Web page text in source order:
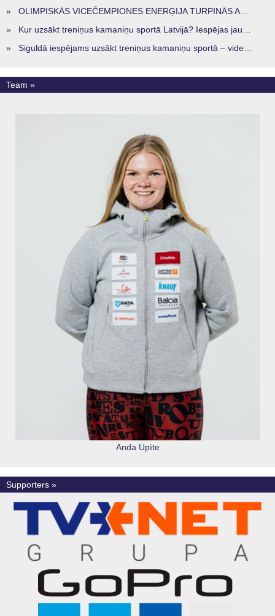
» OLIMPISKĀS VICEČEMPIONES ENERĢIJA TURPINĀS ARĪ STARPSEZONĀ
» Kur uzsākt treniņus kamaniņu sportā Latvijā? Iespējas jaunajiem sportistiem visos reģionos
» Siguldā iespējams uzsākt treniņus kamaniņu sportā – vide, kur veidojas nākamā sportistu paaudze
Team »
Anda Upīte
Supporters »